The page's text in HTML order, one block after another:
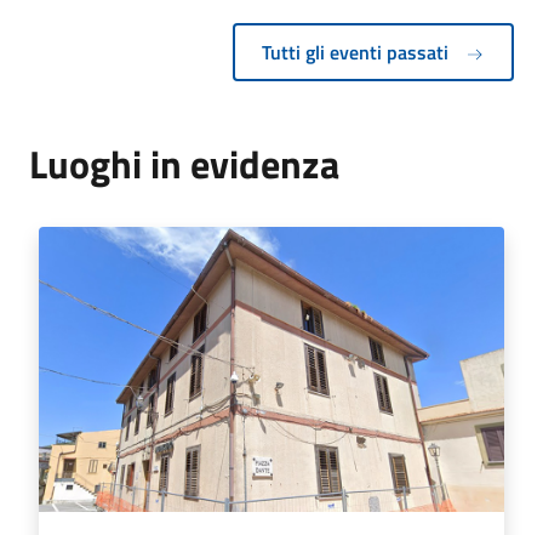
Tutti gli eventi passati
Luoghi in evidenza